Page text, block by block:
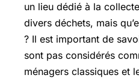
un lieu dédié à la
divers déchets, mais
? Il est important de
sont pas considérés
ménagers classiques et